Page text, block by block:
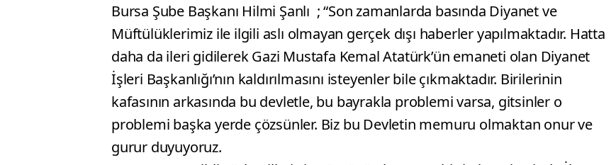
Bursa Şube Başkanı Hilmi Şanlı ; “Son zamanlarda basında Diyanet ve
Müftülüklerimiz ile ilgili aslı olmayan gerçek dışı haberler yapılmaktadır. Hatta
daha da ileri gidilerek Gazi Mustafa Kemal Atatürk’ün emaneti olan Diyanet
İşleri Başkanlığı’nın kaldırılmasını isteyenler bile çıkmaktadır. Birilerinin
kafasının arkasında bu devletle, bu bayrakla problemi varsa, gitsinler o
problemi başka yerde çözsünler. Biz bu Devletin memuru olmaktan onur ve
gurur duyuyoruz.